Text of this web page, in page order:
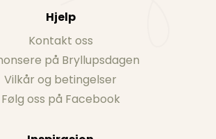
Hjelp
Kontakt oss
på Bryllupsdagen
Vilkår og betingelser
Følg oss på Facebook